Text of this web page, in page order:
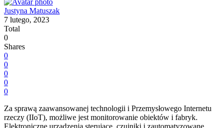
Justyna Matuszak
7 lutego, 2023
Total
0
Shares
0
0
0
0
0
Za sprawą zaawansowanej technologii i Przemysłowego Internetu
rzeczy (IIoT), możliwe jest monitorowanie obiektów i fabryk.